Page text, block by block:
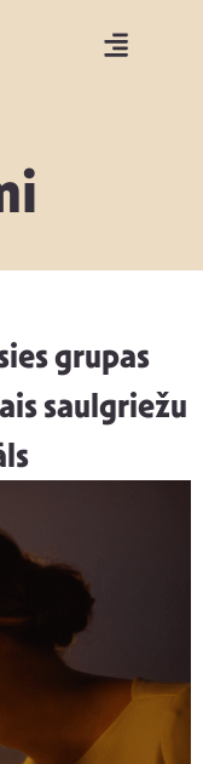
grupas
saulgriežu